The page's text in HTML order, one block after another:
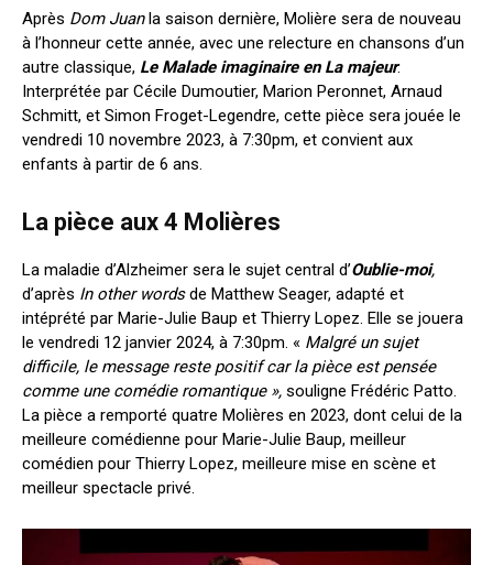
Après Dom Juanla saison dernière, Molière sera de nouveau
à l’honneur cette année, avec une relecture en chansons d’un
autre classique, Le Malade imaginaire en La majeur.
Interprétée par Cécile Dumoutier, Marion Peronnet, Arnaud
Schmitt, et Simon Froget-Legendre, cette pièce sera jouée le
vendredi 10 novembre 2023, à 7:30pm, et convient aux
enfants à partir de 6 ans.
La pièce aux 4 Molières
La maladie d’Alzheimer sera le sujet central d’Oublie-moi,
d’après In other wordsde Matthew Seager, adapté et
intéprété par Marie-Julie Baup et Thierry Lopez. Elle se jouera
le vendredi 12 janvier 2024, à 7:30pm. « Malgré un sujet
difficile, le message reste positif car la pièce est pensée
comme une comédie romantique », souligne Frédéric Patto.
La pièce a remporté quatre Molières en 2023, dont celui de la
meilleure comédienne pour Marie-Julie Baup, meilleur
comédien pour Thierry Lopez, meilleure mise en scène et
meilleur spectacle privé.